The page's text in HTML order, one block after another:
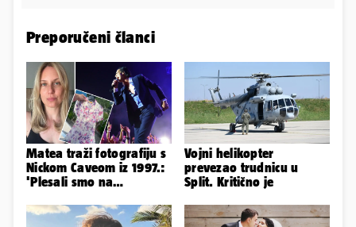
Preporučeni članci
Matea traži fotografiju s
Nickom Caveom iz 1997.:
'Plesali smo na
haljinu'
Vojni helikopter
prevezao trudnicu u
Split. Kritično je